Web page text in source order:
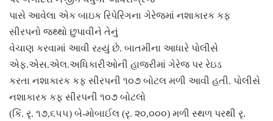
પાસે આવેલા એક બાઇક રિપેરિંગના ગેરેજમાં નશાકારક કફ
સીરપનો જથ્થો છુપાવીને તેનું
વેચાણ કરવામાં આવી રહ્યું છે. બાતમીના આધારે પોલીસે
એફ.એસ.એલ.અધિકારીઓની હાજરીમાં ગેરેજ પર રેઇડ
કરતા નશાકારક કફ સીરપની ૧૦૭ બોટલ મળી આવી હતી. પોલીસે
નશાકારક કફ સીરપની ૧૦૭ બોટલો
(કિં. રૃ. ૧૭,૬૫૫) બે-મોબાઈલ (રૃ. ૨૦,૦૦૦) મળી સ્થળ પરથી રૃ.